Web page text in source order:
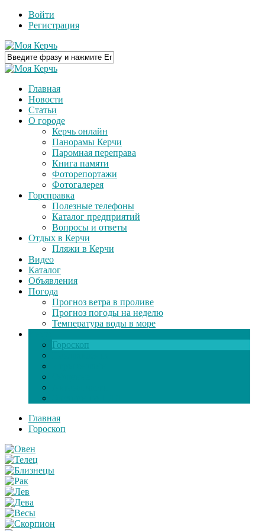
Войти
Регистрация
Главная
Новости
Статьи
О городе
Керчь онлайн
Панорамы Керчи
Паромная переправа
Книга памяти
Фоторепортажи
Фотогалерея
Горсправка
Полезные телефоны
Каталог предприятий
Вопросы и ответы
Отдых в Керчи
Пляжи в Керчи
Видео
Каталог
Объявления
Погода
Прогноз ветра в проливе
Прогноз погоды на неделю
Температура воды в море
Гороскоп
Главная
Гороскоп